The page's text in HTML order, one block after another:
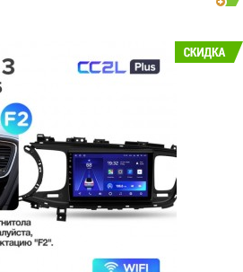
есть
3 пары